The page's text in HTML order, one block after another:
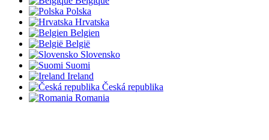
Polska
Hrvatska
Belgien
België
Slovensko
Suomi
Ireland
Česká republika
Romania